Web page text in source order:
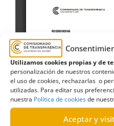
Utilizamos cookies propias y de
personalización de nuestros
el uso de cookies, rechazarlas o
utilizadas. Para editar sus
nuestra Política de cookiesde
Aceptar y